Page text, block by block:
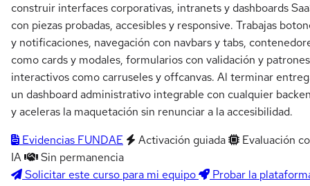
construir interfaces corporativas, intranets y dashboards
con piezas probadas, accesibles y responsive. Trabajas
y notificaciones, navegación con navbars y tabs,
como cards y modales, formularios con validación y patrones
interactivos como carruseles y offcanvas. Al terminar
un dashboard administrativo integrable con cualquier
y aceleras la maquetación sin renunciar a la accesibilidad.
Evidencias FUNDAE
Activación guiada
Evaluación
IA
Sin permanencia
Solicitar este curso para mi equipo
Probar la